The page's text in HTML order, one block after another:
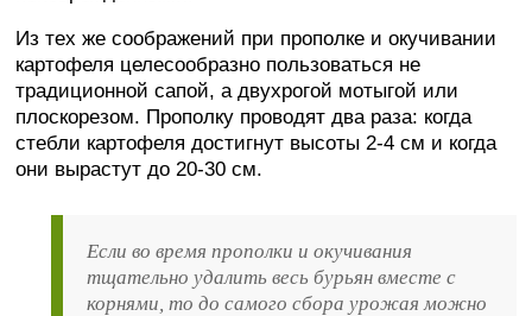
Из тех же соображений при прополке и окучивании
картофеля целесообразно пользоваться не
традиционной сапой, а двухрогой мотыгой или
плоскорезом. Прополку проводят два раза: когда
стебли картофеля достигнут высоты 2-4 см и когда
они вырастут до 20-30 см.
Если во время прополки и окучивания
тщательно удалить весь бурьян вместе с
корнями, то до самого сбора урожая можно